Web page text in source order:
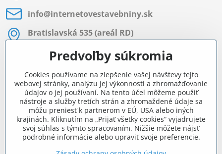
info​@internetovestavebniny​.sk
Bratislavská 535 (areál RD)
Most pri Bratislave
Pon - Pia 8:00 - 11:30 a 12:15 - 15:30
Facebook
Navigácia
Všetko o nákupe
Predvoľby súkromia
Cookies používame na zlepšenie vašej návštevy tejto
webovej stránky, analýzu jej výkonnosti a zhromažďovanie
údajov o jej používaní. Na tento účel môžeme použiť
nástroje a služby tretích strán a zhromaždené údaje sa
môžu preniesť k partnerom v EÚ, USA alebo iných
krajinách. Kliknutím na „Prijať všetky cookies“ vyjadrujete
svoj súhlas s týmto spracovaním. Nižšie môžete nájsť
podrobné informácie alebo upraviť svoje preferencie.